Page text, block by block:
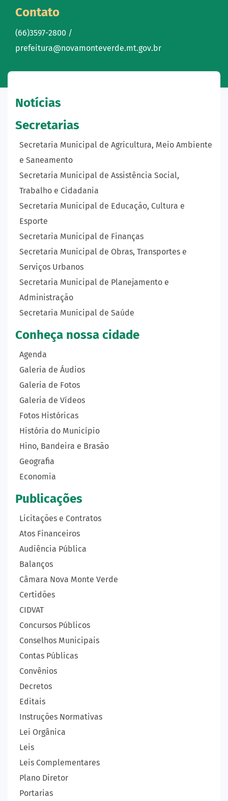
Contato
(66)3597-2800 /
prefeitura@novamonteverde.mt.gov.br
Notícias
Secretarias
Secretaria Municipal de Agricultura, Meio Ambiente
e Saneamento
Secretaria Municipal de Assistência Social,
Trabalho e Cidadania
Secretaria Municipal de Educação, Cultura e
Esporte
Secretaria Municipal de Finanças
Secretaria Municipal de Obras, Transportes e
Serviços Urbanos
Secretaria Municipal de Planejamento e
Administração
Secretaria Municipal de Saúde
Conheça nossa cidade
Agenda
Galeria de Áudios
Galeria de Fotos
Galeria de Vídeos
Fotos Históricas
História do Município
Hino, Bandeira e Brasão
Geografia
Economia
Publicações
Licitações e Contratos
Atos Financeiros
Audiência Pública
Balanços
Câmara Nova Monte Verde
Certidões
CIDVAT
Concursos Públicos
Conselhos Municipais
Contas Públicas
Convênios
Decretos
Editais
Instruções Normativas
Lei Orgânica
Leis
Leis Complementares
Plano Diretor
Portarias